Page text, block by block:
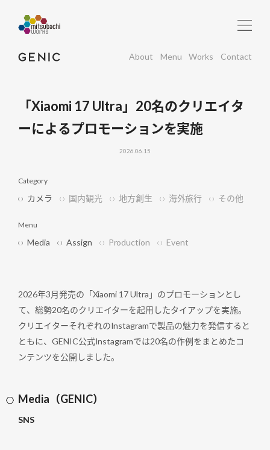
About Menu Works Contact
「Xiaomi 17 Ultra」20名のクリエイタ
ーによるプロモーションを実施
2026.06.15
Category
カメラ 国内観光 地方創生 海外旅行 その他
Menu
Media Assign Production Event
2026年3月発売の「Xiaomi 17 Ultra」のプロモーションとし
て、総勢20名のクリエイターを起用したタイアップを実施。
クリエイターそれぞれのInstagramで製品の魅力を発信すると
ともに、GENIC公式Instagramでは20名の作例をまとめたコ
ンテンツを公開しました。
Media（GENIC）
SNS